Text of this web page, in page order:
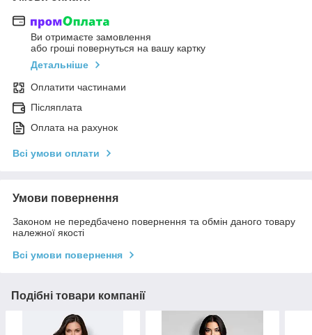
Ви отримаєте замовлення
або гроші повернуться на вашу картку
Детальніше
Оплатити частинами
Післяплата
Оплата на рахунок
Всі умови оплати
Умови повернення
Законом не передбачено повернення та обмін даного товару
належної якості
Всі умови повернення
Подібні товари компанії